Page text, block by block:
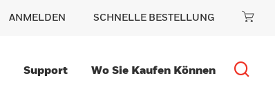
ANMELDEN SCHNELLE BESTELLUNG
Support Wo Sie Kaufen Können